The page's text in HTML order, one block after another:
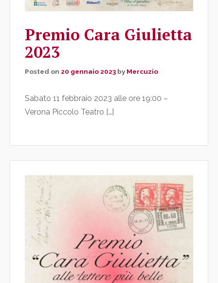
Premio Cara Giulietta
2023
Posted on 20 gennaio 2023 by Mercuzio
Sabato 11 febbraio 2023 alle ore 19:00 –
Verona Piccolo Teatro […]